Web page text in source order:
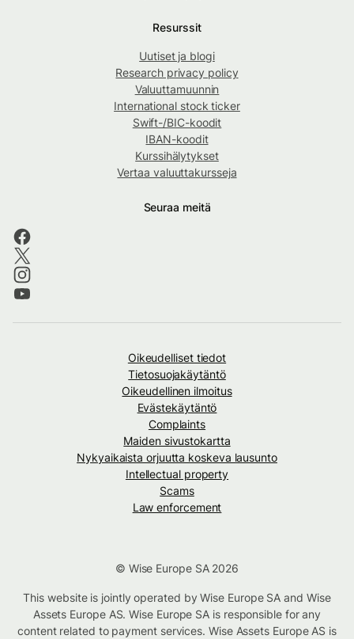
Resurssit
Uutiset ja blogi
Research privacy policy
Valuuttamuunnin
International stock ticker
Swift-/BIC-koodit
IBAN-koodit
Kurssihälytykset
Vertaa valuuttakursseja
Seuraa meitä
Oikeudelliset tiedot
Tietosuojakäytäntö
Oikeudellinen ilmoitus
Evästekäytäntö
Complaints
Maiden sivustokartta
Nykyaikaista orjuutta koskeva lausunto
Intellectual property
Scams
Law enforcement
© Wise Europe SA 2026
This website is jointly operated by Wise Europe SA and Wise
Assets Europe AS. Wise Europe SA is responsible for any
content related to payment services. Wise Assets Europe AS is